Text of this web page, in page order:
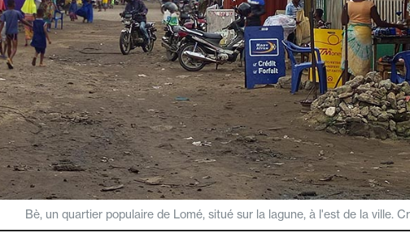
Bè, un quartier populaire de Lomé, situé sur la lagune, à l'est de la ville.